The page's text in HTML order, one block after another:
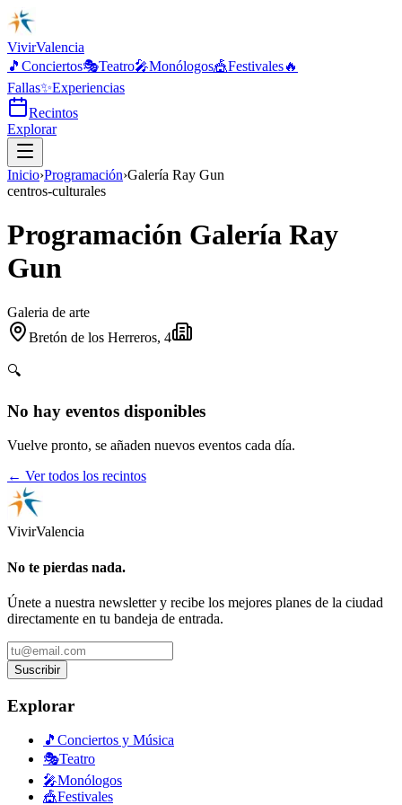
VivirValencia
🎵 Conciertos🎭Teatro🎤Monólogos🎪Festivales🔥
Fallas✨Experiencias
Recintos
Explorar
Inicio›Programación›Galería Ray Gun
centros-culturales
Programación Galería Ray
Gun
Galeria de arte
Bretón de los Herreros, 4
🔍
No hay eventos disponibles
Vuelve pronto, se añaden nuevos eventos cada día.
← Ver todos los recintos
VivirValencia
No te pierdas nada.
Únete a nuestra newsletter y recibe los mejores planes de la ciudad
directamente en tu bandeja de entrada.
Suscribir
Explorar
🎵 Conciertos y Música
🎭Teatro
🎤Monólogos
🎪Festivales